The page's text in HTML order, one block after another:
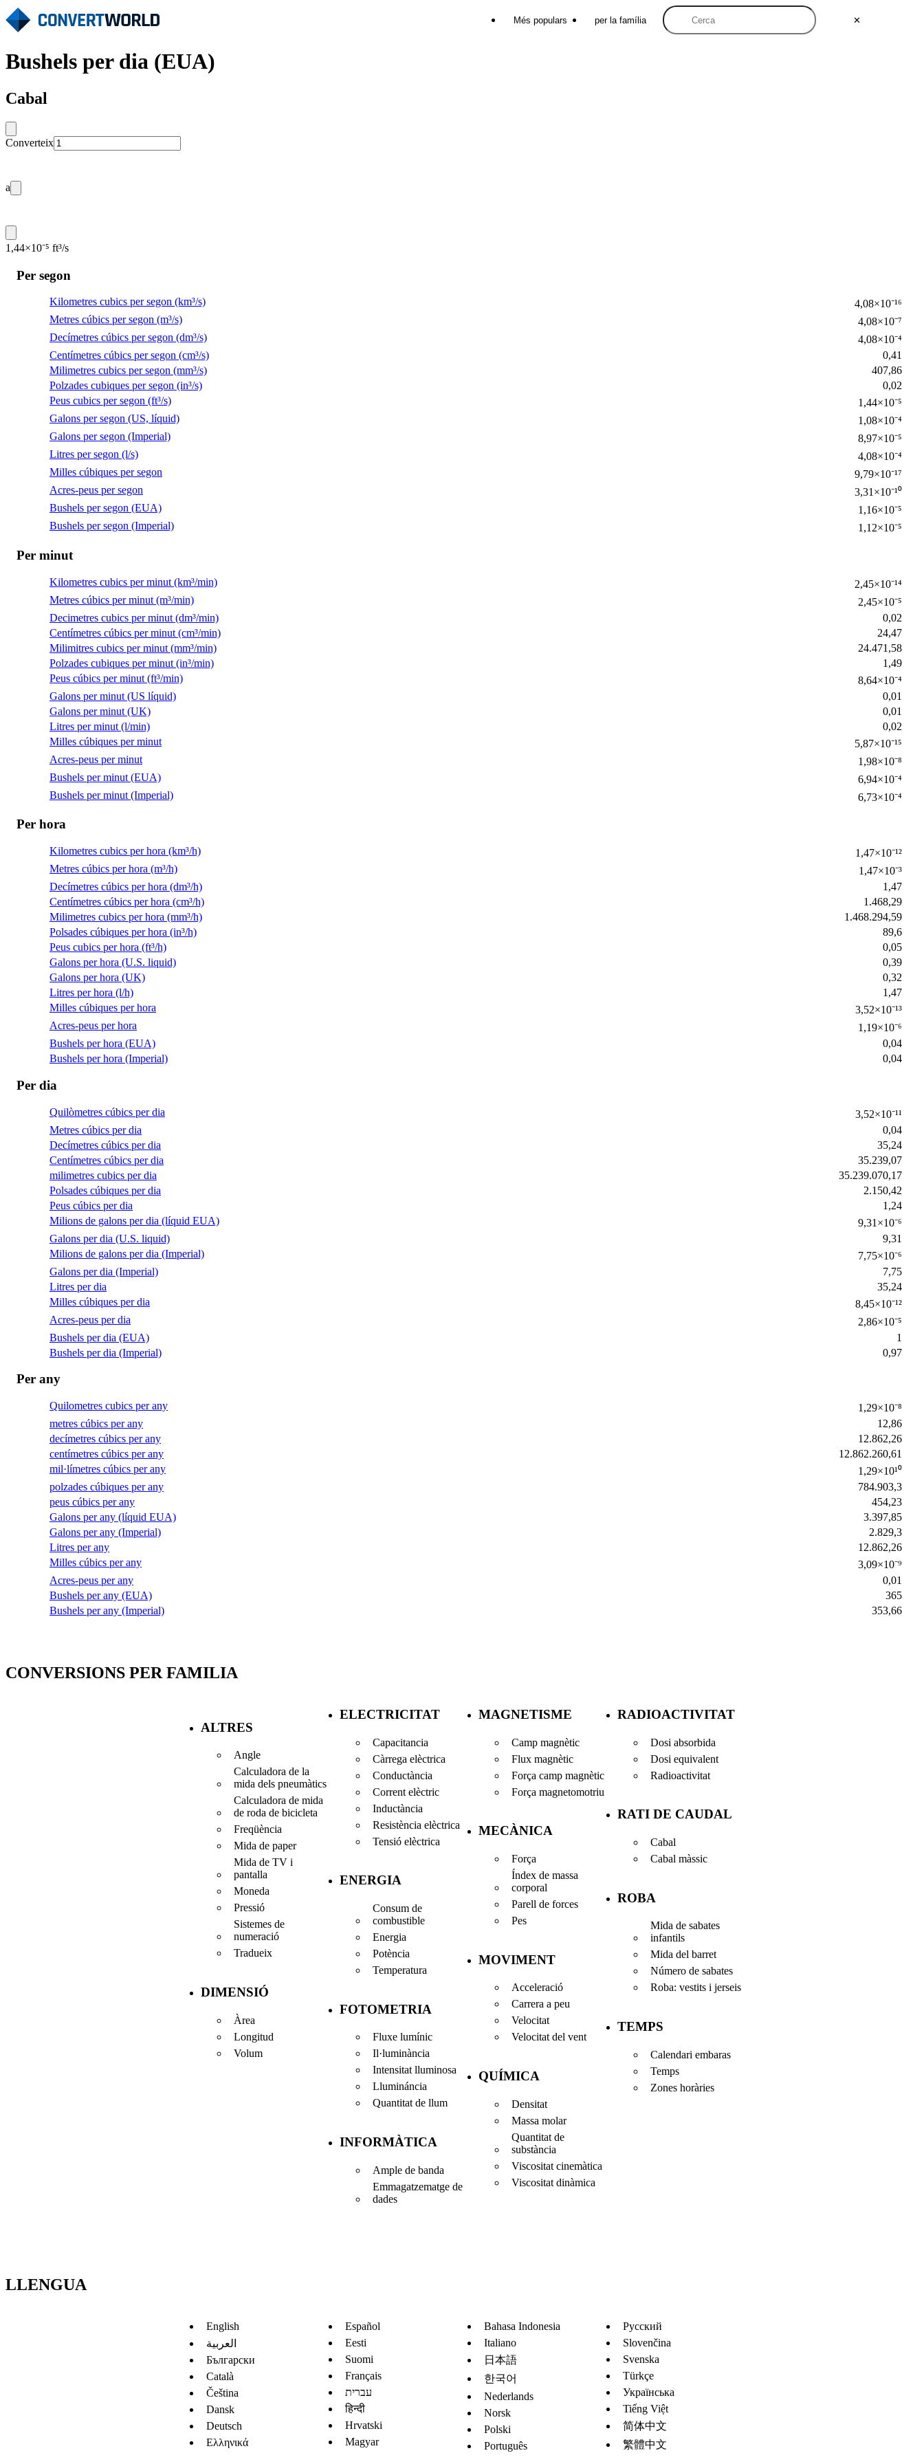
✕
Més populars per la família
Bushels per dia (EUA)
Cabal
Converteix
a
1,44×10⁻⁵ ft³/s
Per segon
Kilometres cubics per segon (km³/s)
4,08×10⁻¹⁶
Metres cúbics per segon (m³/s)
4,08×10⁻⁷
Decímetres cúbics per segon (dm³/s)
4,08×10⁻⁴
Centímetres cúbics per segon (cm³/s)
0,41
Milimetres cubics per segon (mm³/s)
407,86
Polzades cubiques per segon (in³/s)
0,02
Peus cubics per segon (ft³/s)
1,44×10⁻⁵
Galons per segon (US, líquid)
1,08×10⁻⁴
Galons per segon (Imperial)
8,97×10⁻⁵
Litres per segon (l/s)
4,08×10⁻⁴
Milles cúbiques per segon
9,79×10⁻¹⁷
Acres-peus per segon
3,31×10⁻¹⁰
Bushels per segon (EUA)
1,16×10⁻⁵
Bushels per segon (Imperial)
1,12×10⁻⁵
Per minut
Kilometres cubics per minut (km³/min)
2,45×10⁻¹⁴
Metres cúbics per minut (m³/min)
2,45×10⁻⁵
Decimetres cubics per minut (dm³/min)
0,02
Centímetres cúbics per minut (cm³/min)
24,47
Milimitres cubics per minut (mm³/min)
24.471,58
Polzades cubiques per minut (in³/min)
1,49
Peus cúbics per minut (ft³/min)
8,64×10⁻⁴
Galons per minut (US líquid)
0,01
Galons per minut (UK)
0,01
Litres per minut (l/min)
0,02
Milles cúbiques per minut
5,87×10⁻¹⁵
Acres-peus per minut
1,98×10⁻⁸
Bushels per minut (EUA)
6,94×10⁻⁴
Bushels per minut (Imperial)
6,73×10⁻⁴
Per hora
Kilometres cubics per hora (km³/h)
1,47×10⁻¹²
Metres cúbics per hora (m³/h)
1,47×10⁻³
Decímetres cúbics per hora (dm³/h)
1,47
Centímetres cúbics per hora (cm³/h)
1.468,29
Milimetres cubics per hora (mm³/h)
1.468.294,59
Polsades cúbiques per hora (in³/h)
89,6
Peus cubics per hora (ft³/h)
0,05
Galons per hora (U.S. liquid)
0,39
Galons per hora (UK)
0,32
Litres per hora (l/h)
1,47
Milles cúbiques per hora
3,52×10⁻¹³
Acres-peus per hora
1,19×10⁻⁶
Bushels per hora (EUA)
0,04
Bushels per hora (Imperial)
0,04
Per dia
Quilòmetres cúbics per dia
3,52×10⁻¹¹
Metres cúbics per dia
0,04
Decímetres cúbics per dia
35,24
Centímetres cúbics per dia
35.239,07
milimetres cubics per dia
35.239.070,17
Polsades cúbiques per dia
2.150,42
Peus cúbics per dia
1,24
Milions de galons per dia (líquid EUA)
9,31×10⁻⁶
Galons per dia (U.S. liquid)
9,31
Milions de galons per dia (Imperial)
7,75×10⁻⁶
Galons per dia (Imperial)
7,75
Litres per dia
35,24
Milles cúbiques per dia
8,45×10⁻¹²
Acres-peus per dia
2,86×10⁻⁵
Bushels per dia (EUA)
1
Bushels per dia (Imperial)
0,97
Per any
Quilometres cubics per any
1,29×10⁻⁸
metres cúbics per any
12,86
decímetres cúbics per any
12.862,26
centímetres cúbics per any
12.862.260,61
mil·límetres cúbics per any
1,29×10¹⁰
polzades cúbiques per any
784.903,3
peus cúbics per any
454,23
Galons per any (líquid EUA)
3.397,85
Galons per any (Imperial)
2.829,3
Litres per any
12.862,26
Milles cúbics per any
3,09×10⁻⁹
Acres-peus per any
0,01
Bushels per any (EUA)
365
Bushels per any (Imperial)
353,66
CONVERSIONS PER FAMILIA
ALTRES
Angle
Calculadora de la
mida dels pneumàtics
Calculadora de mida
de roda de bicicleta
Freqüència
Mida de paper
Mida de TV i
pantalla
Moneda
Pressió
Sistemes de
numeració
Tradueix
DIMENSIÓ
Àrea
Longitud
Volum
ELECTRICITAT
Capacitancia
Càrrega elèctrica
Conductància
Corrent elèctric
Inductància
Resistència elèctrica
Tensió elèctrica
ENERGIA
Consum de
combustible
Energia
Potència
Temperatura
FOTOMETRIA
Fluxe lumínic
Il·luminància
Intensitat lluminosa
Llumináncia
Quantitat de llum
INFORMÀTICA
Ample de banda
Emmagatzematge de
dades
MAGNETISME
Camp magnètic
Flux magnètic
Força camp magnètic
Força magnetomotriu
MECÀNICA
Força
Índex de massa
corporal
Parell de forces
Pes
MOVIMENT
Acceleració
Carrera a peu
Velocitat
Velocitat del vent
QUÍMICA
Densitat
Massa molar
Quantitat de
substància
Viscositat cinemàtica
Viscositat dinàmica
RADIOACTIVITAT
Dosi absorbida
Dosi equivalent
Radioactivitat
RATI DE CAUDAL
Cabal
Cabal màssic
ROBA
Mida de sabates
infantils
Mida del barret
Número de sabates
Roba: vestits i jerseis
TEMPS
Calendari embaras
Temps
Zones horàries
LLENGUA
English
العربية
Български
Català
Čeština
Dansk
Deutsch
Ελληνικά
Español
Eesti
Suomi
Français
עברית
हिन्दी
Hrvatski
Magyar
Bahasa Indonesia
Italiano
日本語
한국어
Nederlands
Norsk
Polski
Português
Русский
Slovenčina
Svenska
Türkçe
Украïнська
Tiếng Việt
简体中文
繁體中文